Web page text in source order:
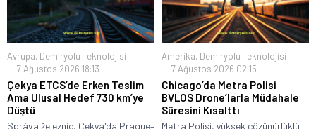
Avrupa, Demiryolu Teknolojisi
7 Ağustos 2026 18:13
Çekya ETCS’de Erken Teslim
Ama Ulusal Hedef 730 km’ye
Düştü
Správa železnic, Çekya'da Prague–
Amerika, Demiryolu Teknolojisi
7 Ağustos 2026 02:15
Chicago’da Metra Polisi
BVLOS Drone’larla Müdahale
Süresini Kısalttı
Metra Polisi, yüksek çözünürlüklü